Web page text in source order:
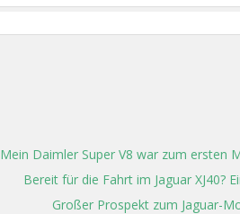
Mein Daimler Super V8 war zum ersten
Bereit für die Fahrt im Jaguar XJ40?
Großer Prospekt zum Jaguar-